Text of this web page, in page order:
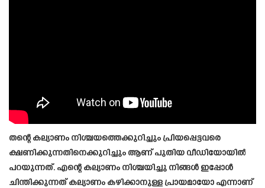
തന്റെ കല്യാണം നിശ്ചയത്തെക്കുറിച്ചും പ്രിയപ്പെട്ടവരെ
ക്ഷണിക്കുന്നതിനെക്കുറിച്ചും ആണ് പുതിയ വീഡിയോയിൽ
പറയുന്നത്. എന്റെ കല്യാണം നിശ്ചയിച്ചു നിങ്ങൾ ഇപ്പോൾ
ചിന്തിക്കുന്നത് കല്യാണം കഴിക്കാനുള്ള പ്രായമായോ എന്നാണ്